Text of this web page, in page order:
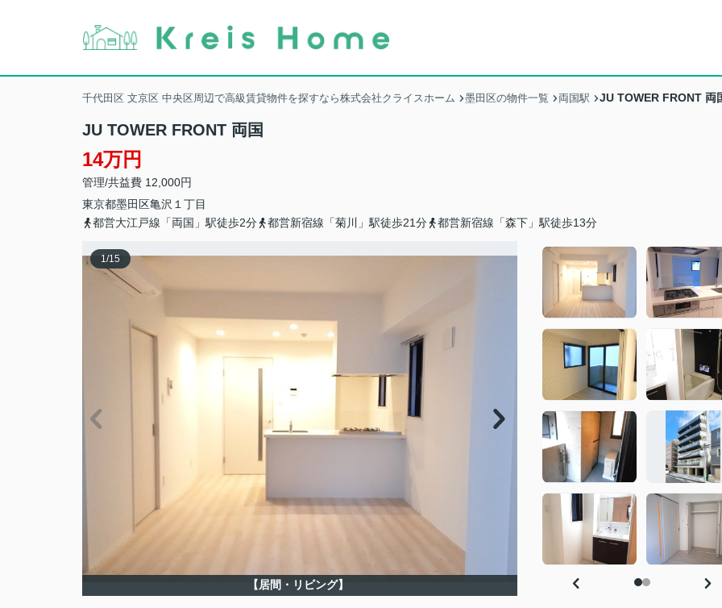
千代田区 文京区 中央区周辺で高級賃貸物件を探すなら株式会社クライスホーム 墨田区の物件一覧 両国駅 JU TOWER FRONT 両
JU TOWER FRONT 両国
14万円
管理/共益費 12,000円
東京都墨田区亀沢 １丁目
都営大江戸線「両国」駅徒歩2分
都営新宿線「菊川」駅徒歩21分 都営新宿線「森下」駅徒歩13分
1/15
【居間・リビング】